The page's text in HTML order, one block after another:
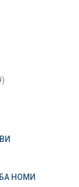
НОМИ